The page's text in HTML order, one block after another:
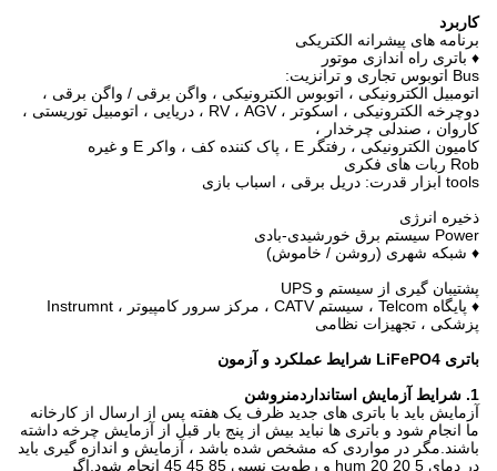
کاربرد
برنامه های پیشرانه الکتریکی
♦ باتری راه اندازی موتور
Bus اتوبوس تجاری و ترانزیت:
اتومبیل الکترونیکی ، اتوبوس الکترونیکی ، واگن برقی / واگن برقی ،
دوچرخه الکترونیکی ، اسکوتر ، RV ، AGV ، دریایی ، اتومبیل توریستی ،
کاروان ، صندلی چرخدار ،
کامیون الکترونیکی ، رفتگر E ، پاک کننده کف ، واکر E و غیره
Rob ربات های فکری
tools ابزار قدرت: دریل برقی ، اسباب بازی
ذخیره انرژی
Power سیستم برق خورشیدی-بادی
♦ شبکه شهری (روشن / خاموش)
پشتیبان گیری از سیستم و UPS
♦ پایگاه Telcom ، سیستم CATV ، مرکز سرور کامپیوتر ، Instrumnt
پزشکی ، تجهیزات نظامی
باتری LiFePO4
شرایط عملکرد و آزمون
1. شرایط آزمایش استاندارد
منروشن
آزمایش باید با باتری های جدید ظرف یک هفته پس از ارسال از کارخانه
ما انجام شود و باتری ها نباید بیش از پنج بار قبل از آزمایش چرخه داشته
باشند.مگر در مواردی که مشخص شده باشد ، آزمایش و اندازه گیری باید
در دمای 5 20 20 hum و رطوبت نسبی 85 45 45 انجام شود.اگر